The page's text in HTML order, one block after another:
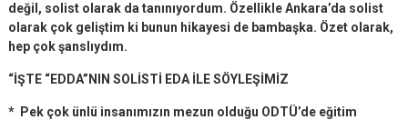
değil, solist olarak da tanınıyordum. Özellikle Ankara’da solist
olarak çok geliştim ki bunun hikayesi de bambaşka. Özet olarak,
hep çok şanslıydım.
“İŞTE “EDDA”NIN SOLİSTİ EDA İLE SÖYLEŞİMİZ
* Pek çok ünlü insanımızın mezun olduğu ODTÜ’de eğitim